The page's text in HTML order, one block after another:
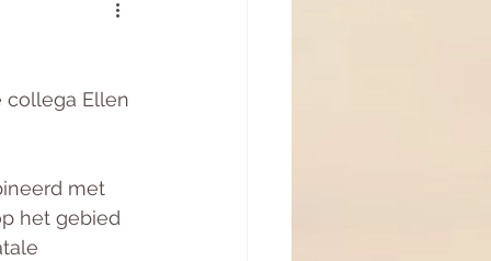
collega Ellen
met
het gebied